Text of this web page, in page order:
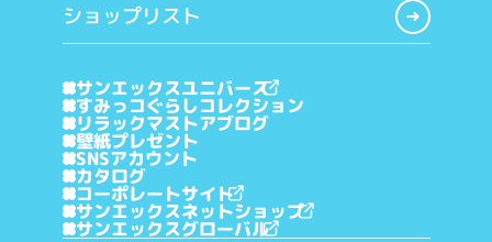
ショップリスト
サンエックスユニバース
すみっコぐらしコレクション
リラックマストアブログ
壁紙プレゼント
SNSアカウント
カタログ
コーポレートサイト
サンエックスネットショップ
サンエックスグローバル